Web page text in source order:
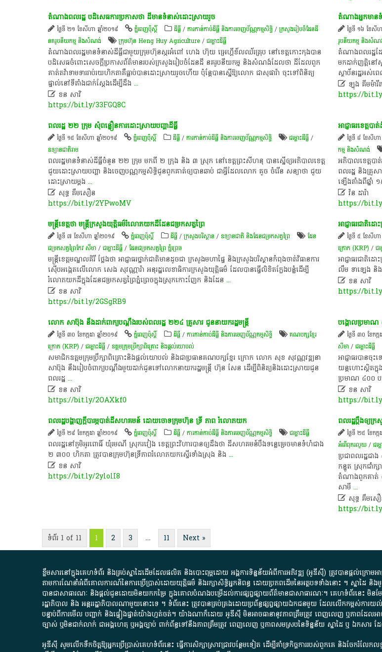
តំណាង​ពលរដ្ឋ ​បដិសេធ​ការប្រកាស​ថា​ ដី​មាន​ទំនាស់​ដោះស្រាយ​រួច
ថ្ងៃទី ២១ ខែសីហា ឆ្នាំ២០១៩ ភ្នំពេញប៉ុស្តិ៍ ដីធ្លី/ការកាន់កាប់​ដីធ្លី និង​ការចេញ​ប័ណ្ណកម្មសិទ្ធិ​/ក្រសួងរៀបចំដែនដី
នគរូបនីយកម្ម និងសំណង់
ក្រុមហ៊ុន Heng Huy Agriculture/ជម្លោះ​ដីធ្លី
តំណាង​ពលរដ្ឋ​មាន​ទំនាស់​ដីធ្លី​ជាមួយ​ក្រុមហ៊ុន​ស្ករអំពៅ ហេង ហ៊ុយ អ្រេហ្គីខ័លឈ័រគ្រុប នៅ​ខេត្ត​កោះកុង​បាន​
បដិសេធ​ចំពោះ​សេចក្ដី​ប្រកាស​ព័ត៌មាន​របស់​ក្រសួង​រៀបចំ​ដែនដី នគរូបនីយកម្ម និង​សំណង់​ដែល​ថា ដី​ដែល​ពួក
គាត់​តវ៉ា​ទាមទារ​រាប់រយ​ហិកតា​គឺ​ធ្លាប់​បាន​ដោះស្រាយ​រួចហើយ ប៉ុន្តែ​បាន​ស្នើឱ្យ​លោក ជាសុផារ៉ា ចុះ​ទៅ​ពិនិត្យ​
ផ្ទាល់​នៅ​ទីតាំង​ជាក់ស្ដែង​ដើម្បី​ដឹង ...
ខន សាវិ
https://bit.ly/33FGQ8C
តំណាង​អ្នក​មាន​
ថ្ងៃទី ១៦ ខែសី
រូបនីយកម្ម និងសំ
តំណាង​ពលរដ្ឋ​ដ
មក​ដាក់​ញត្តិ​នៅ​ស្
ស្ថាប័ន​រដ្ឋ​អស់​
 ឡុង គីមម៉ារី
https://
ពលរដ្ឋ ២២ ក្រុម សុំ​ពន្លឿន​ការ​ដោះស្រាយ​បញ្ហា​ដីធ្លី
ថ្ងៃទី ១៥ ខែសីហា ឆ្នាំ២០១៩ ភ្នំពេញប៉ុស្តិ៍ ដីធ្លី/ការកាន់កាប់​ដីធ្លី និង​ការចេញ​ប័ណ្ណកម្មសិទ្ធិ​ ជម្លោះ​ដីធ្លី/
ឧទ្យានជាតិរាម
ពលរដ្ឋ​មាន​ទំនាស់​ដីធ្លី​ចំនួន ​២២ ​ក្រុម ​មក​ពី ​២ ក្រុង ​និង ​៣ ​ស្រុក ​នៅ​ខេត្ត​ព្រះសីហនុ​ បាន​ស្នើ​ឲ្យ​អភិបាល​ខេត្ត​
ជួយ​ដោះ​ស្រាយ​បញ្ហា​ និង​ចេញ​បណ្ណ​កម្មសិទ្ធិ​ជូន​ពួក​គាត់​ឲ្យ​បាន​ឆាប់​ ជា​អ្វី​ដែល​លោក ​គួច ចំរើន សន្យា​​ថា ​ជួយ​
ដោះស្រាយ​ម្ដង ...
សុទ្ធ គឹមសឿន
https://bit.ly/2YPwoMV
អាជ្ញាធរខេត្ត​
ថ្ងៃទី ៨ ខែសីហ
កម្ម និងសំណង់
អភិ​បាល​ខេត្ត​ប
ពល​រដ្ឋ និង​គ្រួ
ឡើង​តាំង​ពី​ឆ្នាំ​
 វ៉ន ដារ៉ា
https://
មន្ត្រីខេត្តថា មន្ត្រី​ក្រសួង​យុត្តិធម៌​រំលោភ​យក​ដី​ដែន​ជម្រក​សត្វព្រៃ
ថ្ងៃទី ៧ ខែសីហា ឆ្នាំ២០១៩ ភ្នំពេញប៉ុស្តិ៍ ដីធ្លី/ក្រសួងបរិស្ថាន /ឧទ្យានជាតិ និងដែនជម្រកសត្វព្រៃ
ដែន
ជម្រកសត្វព្រៃកែវ សីមា /ជម្លោះ​ដីធ្លី/ដែន​ជម្រក​សត្វ​ព្រៃ ភ្នំ​ព្រេច
មន្ត្រី​ខេត្ត​មណ្ឌល​គិ​រី​ ថ្លែងថា ​អាជ្ញាធរ​ថ្នាក់ជាតិ​មាន​ដូចជា​ ក្រសួងមហាផ្ទៃ​ និង​ក្រសួងបរិស្ថាន​កំពុង​ចាត់​វិធាន​ការ​​
ស៊ើបអង្កេត​លើ​លោក សេង សុវណ្ណារ៉ា​ ​អនុរដ្ឋលេខាធិការ​ក្រសួង​យុត្តិធម៌ ​ដែល​បានធ្វើ​លិខិត​ក្លែង​បន្លំ​ដើម្បី​
រំលោភ​យក​ដី​ក្នុង​ដែន​ជម្រក​សត្វព្រៃ​ភ្នំ​ព្រេច​ក្នុងស្រុក​កោះ​ញែក​ និង​ដែន ...
ខន សាវិ
https://bit.ly/2GSgRB9
អាជ្ញាធរ​ជាតិ​ដ
ថ្ងៃទី ៥ ខែសីហ
ក្រោក​ (KRP) /ជ
អាជ្ញាធរ​ជាតិ​ដ
លឹម​ ​ទា​ឡេង ​និង
 ខន សាវិ
https://
លោក​ សាប៊ុង នឹង​ដាក់​ពាក្យ​បណ្ដឹង​របស់​ពលរដ្ឋ ២២៤ គ្រួសារ​ ជូន​នាយក​រដ្ឋមន្ត្រី
ថ្ងៃទី ៣០ ខែកក្កដា ឆ្នាំ២០១៩ ភ្នំពេញប៉ុស្តិ៍ ដីធ្លី/ការកាន់កាប់​ដីធ្លី និង​ការចេញ​ប័ណ្ណកម្មសិទ្ធិ​
គណបក្ស​ខ្មែរ​
ក្រោក​ (KRP) /ជម្លោះ​ដីធ្លី/ឧត្តមក្រុម​ប្រឹក្សា​ពិគ្រោះ និង​ផ្តល់​យោបល់
សមា​ជិក​ឧ​ត្ត​ម​ក្រុម​ប្រឹក្សា​ពិគ្រោះ​និង​ផ្ដល់​យោបល់​ និង​ជា​ប្រធាន​គណបក្ស​ខ្មែរ​ ក្រោក​ ​លោក​ ​សុខ សុវណ្ណ​វឌ្ឍនា​
សាប៊ុង ​នឹង​រៀបចំ​ពាក្យ​បណ្ដឹង​មួយ​ដាក់​ជូន​ទៅ​លោក​នាយក​រដ្ឋមន្ត្រី​ ​ហ៊ុន ​សែន​ ​ដើម្បី​ពិនិត្យ​និង​ដោះស្រាយ​ជូន​
ពលរដ្ឋ​ ...
ខន សាវិ
https://bit.ly/2OAXkf0
បង្គោល​ប្រមាណ
ថ្ងៃទី ៣០ ខែកក្
សីមា /ជម្លោះ​ដីធ្លី
អាជ្ញាធរ​បាន​
យន្តហោះ​ស្ថិត​ក្
ប្រមាណ ​៤០០ ប
 ខន សាវិ
https://
ពល​រដ្ឋ​បង្ហាញ​ក្ដី​បារម្ភ​បាត់ដី​សហគមន៍ ​ដោយ​ចោទ​ក្រុមហ៊ុន​ ទ្រី ភាព ​រំលោភ​យក
ថ្ងៃទី ២៩ ខែកក្កដា ឆ្នាំ២០១៩ ភ្នំពេញប៉ុស្តិ៍ ដីធ្លី/ការកាន់កាប់​ដីធ្លី និង​ការចេញ​ប័ណ្ណកម្មសិទ្ធិ​ ជម្លោះ​ដីធ្លី
ពល​រដ្ឋ​នៅ​ភូមិ​អូរ​ពោធិ៍ ​ឃុំ​រមណី ​ស្រុក​រវៀ​ង​ ខេត្ត​ព្រះ​វិហារ​បាន​ឲ្យ​ដឹង​​ថា​ ដី​សហ​គមន៍​បឹង​ទន្លេ​ម្រេច​មាន​ទំហំ​ជាង​
២ ៣០០​ ហិក​តា​​ ត្រូវ​បាន​ក្រុម​ហ៊ុន​ទ្រី​ភាព​រំលោភ​យក​ស្ទើរ​ទាំង​ស្រុង​ ​និង ...
ខន សាវិ
https://bit.ly/2ylolI8
ពល​រដ្ឋ​ប្តឹង​ឲ្យ​
ថ្ងៃទី ២៥ ខែកក្
អំពើពុករលួយ/ជម្
ប្រជាពលរដ្ឋ​​ជ
កន្ទួត ស្រុក​ជាំក្
តំណាង​​ពួកគាត់
សាមី...
 សុទ្ធ គឹមស
https://
ទំព័រ 1 of 11 1 2 3 … 11 Next »
ខ្លឹមសារ​នៅ​ក្នុង​គេហទំព័រ និង​គ្រប់​ស្នា​ដៃ​ដើម​ដែល​ផលិត​ និង​បោះពុម្ព​ដោយ​ អង្គការ​ទិន្នន័យ​អំពី​ការអភិវឌ្ឍ​​ (អូ​ឌី​ស៊ី)​ ត្រូវ​បាន​ផ្តល់​ក្រោម​អា
តាមការ​ណែនាំ​អំពី​គោលការណ៍​នៃ​ការ​ប្រើប្រាស់​ដោយ​យុត្តិធម៌​ និង​រក្សាសិទ្ធិអ្នកនិពន្ធ ដោយ​ប្រភពដើម​នៃ​​អត្ថបទទាំង​នោះ​ ។​ ស្នាដៃ​
បានជា​សាធារណៈ​ និង​ផ្តល់​ជូន​ដោយ​មិន​យក​កម្រៃ​ ក្នុង​គោលបំណង​បម្រើ​ដល់ការ​ផ្សព្វផ្សាយ​ព័ត៌មាន​ជា​សាធារណៈ​។​ គេហទំព័រ​នេះ​ មិនមែន​
រដ្ឋាភិបាល​ និង ​អន្តររដ្ឋាភិបាល​ណាមួយ​នោះ​ទេ ​។​ ទំព័រ​នេះ​ ត្រូវ​បាន​គ្រប់គ្រង​ដោយ​ប្រព័ន្ធ​ផ្សព្វផ្សាយ​ឯកជន​មួយ​ ដែល​លើកកម្
បន្ទាប់​ពី​ការ​មើល​ បញ្ជាក់​ និង​ផ្ទៀងផ្ទាត់​យ៉ាង​ហ្មត់ចត់​។​ យ៉ាងណា​ក៏​ដោយ​ អូ​ឌី​ស៊ី​ មិន​អាច​ធានា​នូវ​ភាព​ត្រឹមត្រូវ​ ពេញលេញ​ ឬ​ភាព​ដែល​អា
ច្បាស់​ ឬ​មិន​ជាក់លាក់​ ជា​អង្គហេតុ​ ឬ​អង្គច្បាប់​ ពាក់ព័ន្ធ​ទៅ​នឹង​ភាព​ត្រឹមត្រូវ​ ពេញលេញ​ ឬ​ភាព​សម​ស្រប​នៃ​ទិន្នន័យ​ ស្នាដៃ​ ឬ​ ឯកសា
អូឌីស៊ី សូមលើកទឹកចិត្តឱ្យអ្នកប្រើប្រាស់គេហទំព័រនេះ ធ្វើការសិក្សាស្រាវជ្រាវបន្ថែមទៀត ដើម្បីគាំទ្រកិច្ចការ​របស់ពួកគេ និងចែករំលែក